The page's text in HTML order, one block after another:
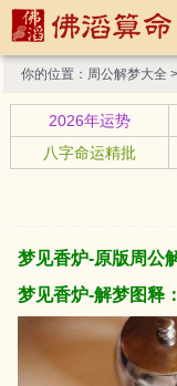
你的位置： 周公解梦大全 >
2026年运势
八字命运精批
梦见香炉-原版周公
梦见香炉-解梦图释：